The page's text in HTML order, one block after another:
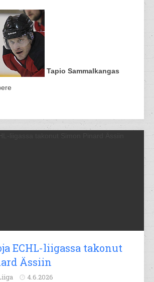
Tapio Sammalkangas
ECHL-liigassa takonut
Ässiin
4.6.2026